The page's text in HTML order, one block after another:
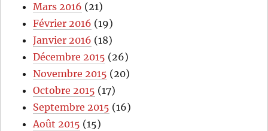
Mars 2016 (21)
Février 2016 (19)
Janvier 2016 (18)
Décembre 2015 (26)
Novembre 2015 (20)
Octobre 2015 (17)
Septembre 2015 (16)
Août 2015 (15)